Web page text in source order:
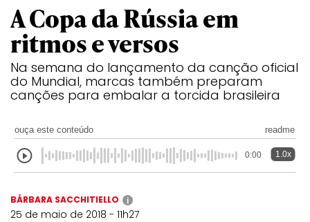
A Copa da Rússia em
ritmos e versos
Na semana do lançamento da canção oficial
do Mundial, marcas também preparam
canções para embalar a torcida brasileira
ouça este conteúdo readme
0:00 1.0x
BÁRBARA SACCHITIELLO i
25 de maio de 2018 - 11h27